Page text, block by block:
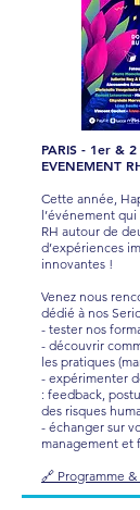
PARIS - 1er &
EVENEMENT
Cette année,
l’événement
RH autour de
d’expériences
innovantes !
Venez nous
dédié à nos
- tester nos
- découvrir
les pratiques
- expérimenter
: feedback,
des risques
- échanger sur
management et
🔗 Programme